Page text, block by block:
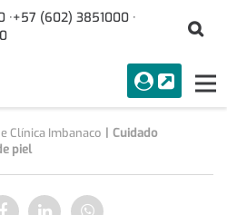
·+57 (602) 3851000 ·
menuAcceso
Buscar
Clínica Imbanaco
Cuidado
piel
CompartirCompartirCompartir